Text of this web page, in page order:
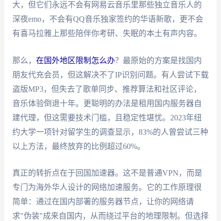
大，但它们永远不会有网易云音乐里那些独立音乐人的
深夜emo，不会有QQ音乐独家签约的华语新歌，更不会
有喜马拉雅上那些陪伴你考研、失眠的本土有声内容。
那么， 在国外地区限制怎么办？最原始的方案是找国内
朋友代充会员，但这解决不了IP识别问题。有人尝试下载
盗版MP3，但失去了歌单同步、推荐算法和社区评论，
音乐体验倒退十年。更聪明的办法是租用国内服务器自
建代理，但这需要技术门槛，且稳定性堪忧。2023年纽
约大学一项针对留学生的调查显示，83%的人曾尝试三种
以上方法，最终放弃的比例超过60%。
真正的转折点在于回国加速器。这不是普通VPN，而是
专门为海外华人设计的网络加速服务。它的工作原理很
简单：通过在国内部署的服务器节点，让你的网络请
求"伪装"成来自国内，从而绕过平台的地理限制。但选择